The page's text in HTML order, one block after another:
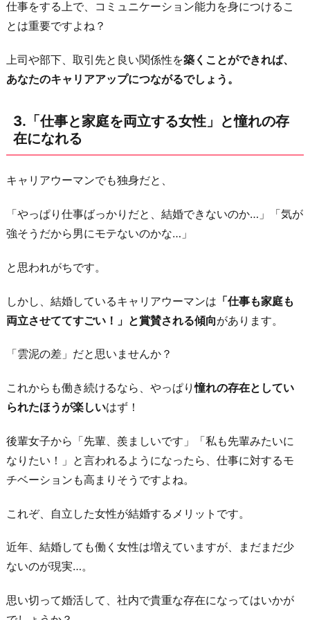
4.
「仕
事
は
も
め
れ
と
の
余
が
で
き
5.
子
育
を
新
た
仕事をする上で、コミュニケーション能力を身につけるこ
とは重要ですよね？
上司や部下、取引先と良い関係性を築くことができれば、
あなたのキャリアアップにつながるでしょう。
3.「仕事と家庭を両立する女性」と憧れの存
在になれる
キャリアウーマンでも独身だと、
「やっぱり仕事ばっかりだと、結婚できないのか…」「気が
強そうだから男にモテないのかな…」
と思われがちです。
しかし、結婚しているキャリアウーマンは 「仕事も家庭も
両立させててすごい！」と賞賛される傾向があります。
「雲泥の差」だと思いませんか？
これからも働き続けるなら、やっぱり憧れの存在としてい
られたほうが楽しいはず！
後輩女子から「先輩、羨ましいです」「私も先輩みたいに
なりたい！」と言われるようになったら、仕事に対するモ
チベーションも高まりそうですよね。
これぞ、自立した女性が結婚するメリットです。
近年、結婚しても働く女性は増えていますが、まだまだ少
ないのが現実…。
思い切って婚活して、社内で貴重な存在になってはいかが